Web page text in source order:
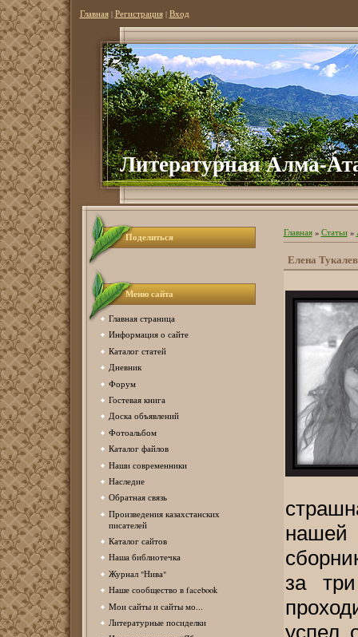
Главная| Регистрация| Вход
Литературная Алма-
Поделиться
Меню сайта
Главная страница
Информация о сайте
Каталог статей
Дневник
Форум
Гостевая книга
Доска объявлений
Фотоальбом
Каталог файлов
Наши современники
Наследие
Обратная связь
Произведения казахстанских
писателей
Каталог сайтов
Наша библиотечка
Журнал "Нива"
Наше сообщество в facebook
Мои сайты и сайты мо...
Литературные посиделки
Главная» Статьи»
Елена
за